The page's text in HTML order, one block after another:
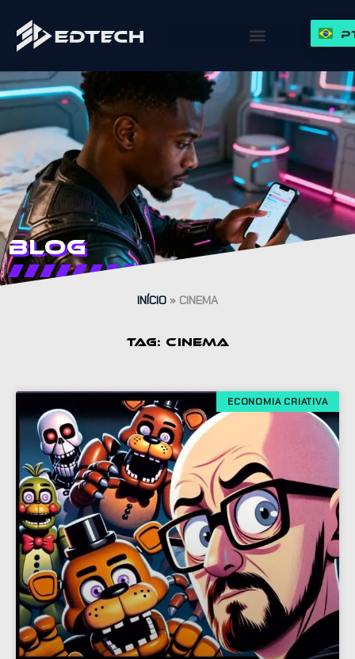
Blog
INÍCIO » CINEMA
TAG: CINEMA
ECONOMIA CRIATIVA